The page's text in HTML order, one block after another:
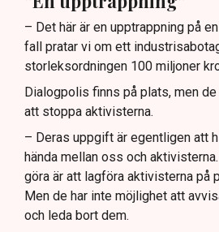
– Det här är en upptrappning på
fall pratar vi om ett
storleksordningen 100 miljoner
Dialogpolis finns på plats, men
att stoppa aktivisterna.
– Deras uppgift är egentligen att
hända mellan oss och
göra är att lagföra aktivisterna på
Men de har inte möjlighet att
och leda bort dem.